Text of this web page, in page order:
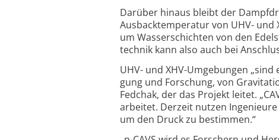
Darüber hinaus bleibt der
Ausbacktemperatur von UHV-
um Wasser­schichten von den
technik kann also auch bei
UHV- und XHV-Um­gebungen
gung und Forschung, von
Fedchak, der das Projekt leitet.
arbeitet. Derzeit nutzen
um den Druck zu bestimmen.“